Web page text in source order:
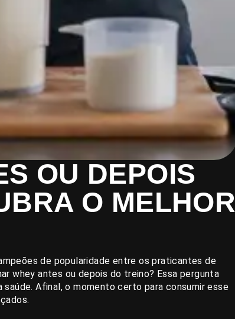
OU DEPOIS
O MELHOR
de popularidade entre os praticantes de
whey antes ou depois do treino? Essa pergunta
Afinal, o momento certo para consumir esse